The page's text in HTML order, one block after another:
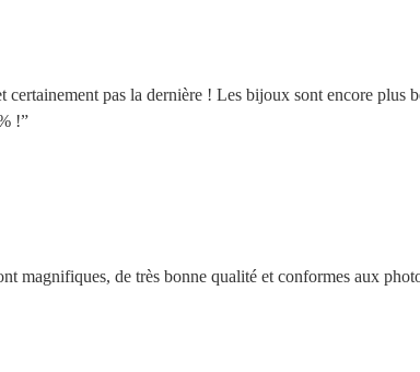
pas la dernière ! Les bijoux sont encore plus
!”
magnifiques, de très bonne qualité et conformes aux